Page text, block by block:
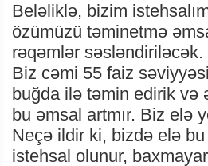
Beləliklə, bizim
özümüzü təminetmə
rəqəmlər səsləndiriləcək.
Biz cəmi 55 faiz
buğda ilə təmin edirik və
bu əmsal artmır. Biz elə
Neçə ildir ki, bizdə elə
istehsal olunur,